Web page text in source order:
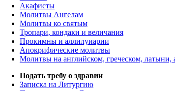
Акафисты
Молитвы Ангелам
Молитвы ко святым
Тропари, кондаки и величания
Прокимны и аллилуиарии
Апокрифические молитвы
Молитвы на английском, греческом, латыни,
Подать требу о здравии
Записка на Литургию